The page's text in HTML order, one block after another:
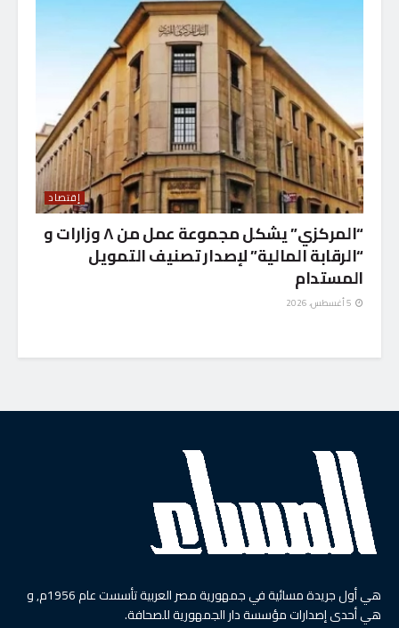
إقتصاد
“المركزي” يشكل مجموعة عمل من ٨ وزارات و
“الرقابة المالية” لإصدار تصنيف التمويل
المستدام
هي أول جريدة مسائية في جمهورية مصر العربية تأسست عام 1956م, و
هي أحدى إصدارات مؤسسة دار الجمهورية للصحافة.